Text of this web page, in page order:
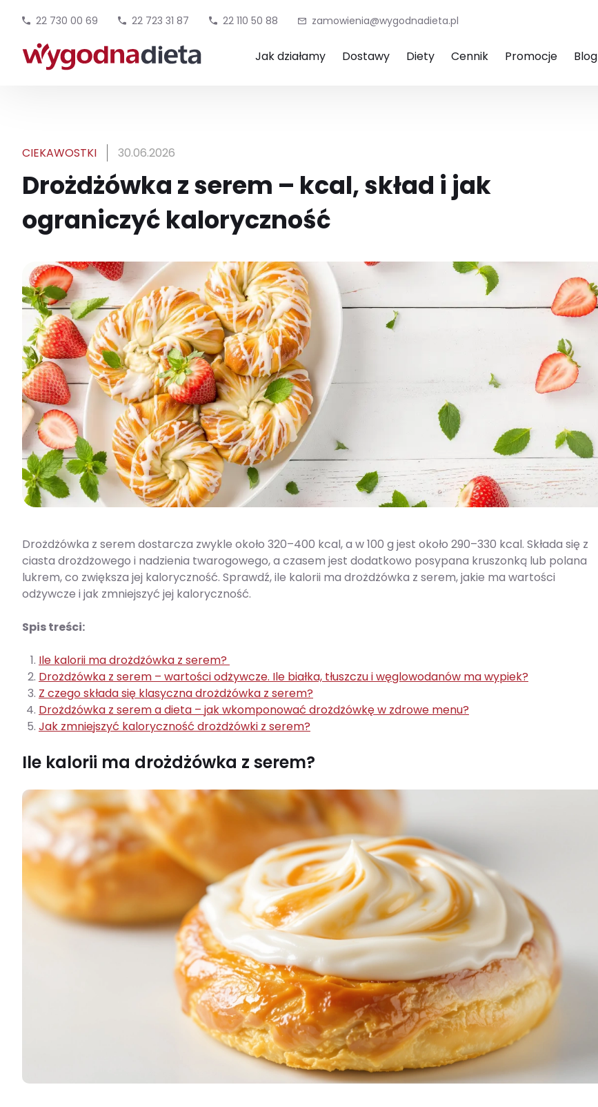
22 730 00 69 22 723 31 87 22 110 50 88 zamowienia@wygodnadieta.pl
Jak działamy Dostawy Diety Cennik Promocje Blog
CIEKAWOSTKI 30.06.2026
Drożdżówka z serem – kcal, skład i jak
ograniczyć kaloryczność
Drożdżówka z serem dostarcza zwykle około 320–400 kcal, a w 100 g jest około 290–330 kcal. Składa się z
ciasta drożdżowego i nadzienia twarogowego, a czasem jest dodatkowo posypana kruszonką lub polana
lukrem, co zwiększa jej kaloryczność. Sprawdź, ile kalorii ma drożdżówka z serem, jakie ma wartości
odżywcze i jak zmniejszyć jej kaloryczność.
Spis treści:
Ile kalorii ma drożdżówka z serem?
Drożdżówka z serem – wartości odżywcze. Ile białka, tłuszczu i węglowodanów ma wypiek?
Z czego składa się klasyczna drożdżówka z serem?
Drożdżówka z serem a dieta – jak wkomponować drożdżówkę w zdrowe menu?
Jak zmniejszyć kaloryczność drożdżówki z serem?
Ile kalorii ma drożdżówka z serem?